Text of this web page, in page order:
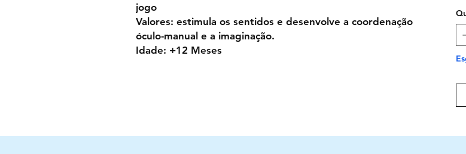
jogo
Valores: estimula os sentidos e desenvolve a coordenação
óculo-manual e a imaginação.
Idade: +12 Meses